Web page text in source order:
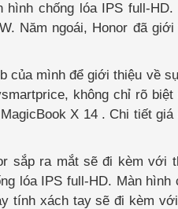
chống lóa IPS full-
Năm ngoái, Honor đã
của mình để giới thiệu về
không chỉ rõ
X 14 . Chi tiết
sắp ra mắt sẽ đi kèm với
lóa IPS full-HD. Màn
tính xách tay sẽ đi kèm